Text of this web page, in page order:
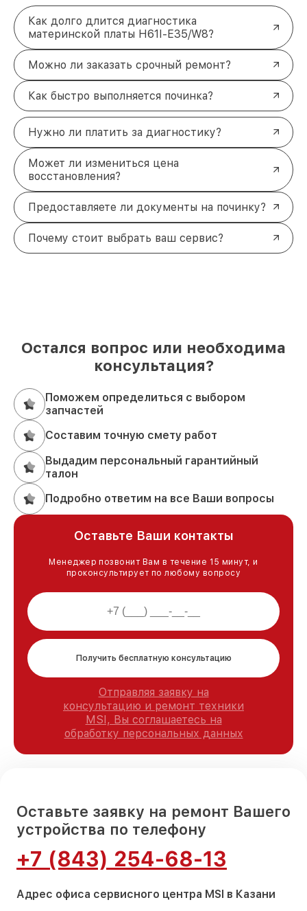
Как долго длится диагностика
материнской платы H61I-E35/W8?
Можно ли заказать срочный ремонт?
Как быстро выполняется починка?
Нужно ли платить за диагностику?
Может ли измениться цена
восстановления?
Предоставляете ли документы на починку?
Почему стоит выбрать ваш сервис?
Остался вопрос или необходима
консультация?
Поможем определиться с выбором
запчастей
Составим точную смету работ
Выдадим персональный гарантийный
талон
Подробно ответим на все Ваши вопросы
Оставьте Ваши контакты
Менеджер позвонит Вам в течение 15 минут, и
проконсультирует по любому вопросу
Получить бесплатную консультацию
Отправляя заявку на
консультацию и ремонт техники
MSI, Вы соглашаетесь на
обработку персональных данных
Оставьте заявку на ремонт Вашего
устройства по телефону
+7 (843) 254-68-13
Адрес офиса сервисного центра MSI в Казани